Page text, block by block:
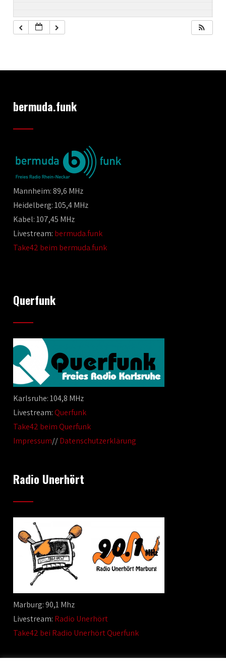
bermuda.funk
Mannheim: 89,6 MHz
Heidelberg: 105,4 MHz
Kabel: 107,45 MHz
Livestream: bermuda.funk
Take42 beim bermuda.funk
Querfunk
Karlsruhe: 104,8 MHz
Livestream:Querfunk
Take42 beim Querfunk
Impressum//Datenschutzerklärung
Radio Unerhört
Marburg: 90,1 Mhz
Livestream: Radio Unerhört
Take42 bei Radio Unerhört Querfunk